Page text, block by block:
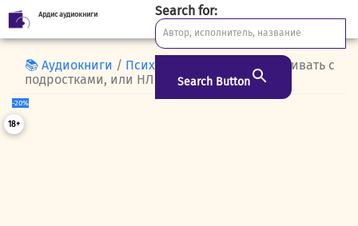
Skip
to
Ардис аудиокниги Search for:
Search Button
📚 Аудиокниги / Психология
/ Как разговаривать с
подростками, или НЛП для родителей
18+
-20%